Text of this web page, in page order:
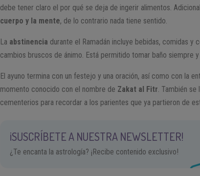
debe tener claro el por qué se deja de ingerir alimentos.
cuerpo y la mente, de lo contrario nada tiene sentido.
La abstinencia durante el Ramadán incluye bebidas, comidas
cambios bruscos de ánimo. Está permitido tomar baño siempre
El ayuno termina con un festejo y una oración, así como con la
momento conocido con el nombre de Zakat al Fitr . También
cementerios para recordar a los parientes que ya partieron de
¡SUSCRÍBETE A NUESTRA NEWSLETTER!
¿Te encanta la astrología? ¡Recibe contenido exclusivo!